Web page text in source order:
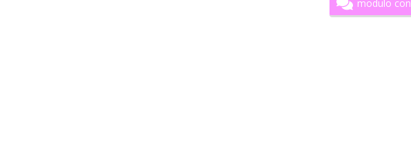
modulo